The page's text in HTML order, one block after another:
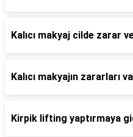
Kalıcı makyaj cilde zarar
Kalıcı makyajın zararları
Kirpik lifting yaptırmaya